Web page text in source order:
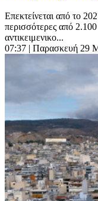
Επεκτείνεται από το
περισσότερες από 2.100
αντικειμενικο...
07:37 | Παρασκευή 29